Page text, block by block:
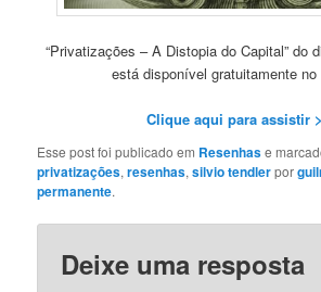
“Privatizações – A Distopia do Capital” do
está disponível gratuitamente no
Clique aqui para assistir
Esse post foi publicado em Resenhase
privatizações,resenhas,silvio tendlerpor
permanente.
Deixe uma resposta